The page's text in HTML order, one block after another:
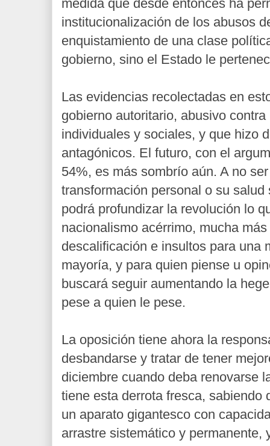
medida que desde entonces ha
institucionalización de los abusos
enquistamiento de una clase
gobierno, sino el Estado le
Las evidencias recolectadas en
gobierno autoritario, abusivo
individuales y sociales, y que hizo
antagónicos. El futuro, con el
54%, es más sombrío aún. A no
transformación personal o su
podrá profundizar la revolución lo
nacionalismo acérrimo, mucha
descalificación e insultos para una
mayoría, y para quien piense u
buscará seguir aumentando la
pese a quien le pese.
La oposición tiene ahora la
desbandarse y tratar de tener
diciembre cuando deba renovarse
tiene esta derrota fresca, sabiendo
un aparato gigantesco con
arrastre sistemático y permanente,